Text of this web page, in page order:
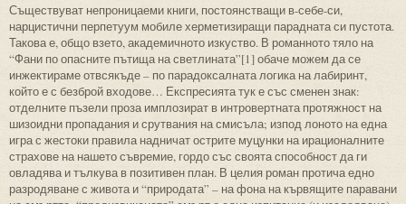
Съществуват непроницаеми книги, постоянстващи в-себе-си,
нарцистични перпетуум мобиле херметизиращи парадната си пустота.
Такова е, общо взето, академичното изкуство. В романното тяло на
“Фани по опасните пътища на светлината”[1] обаче можем да се
инжектираме отвсякъде – по парадоксалната логика на лабиринт,
който е с безброй входове… Експресията тук е със сменен знак:
отделните пъзели проза имплозират в интровертната протяжност на
шизоидни пропадания и срутвания на смисъла; изпод лоното на една
игра с жестоки правила надничат острите муцунки на ирационалните
страхове на нашето съвремие, гордо със своята способност да ги
овладява и тълкува в позитивен план. В целия роман протича едно
разродяване с живота и “природата” – на фона на кървящите паравани